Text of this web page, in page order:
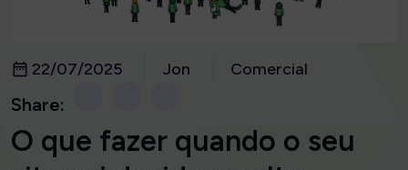
22/07/2025 Jon Comercial
Share:
O que fazer quando o seu